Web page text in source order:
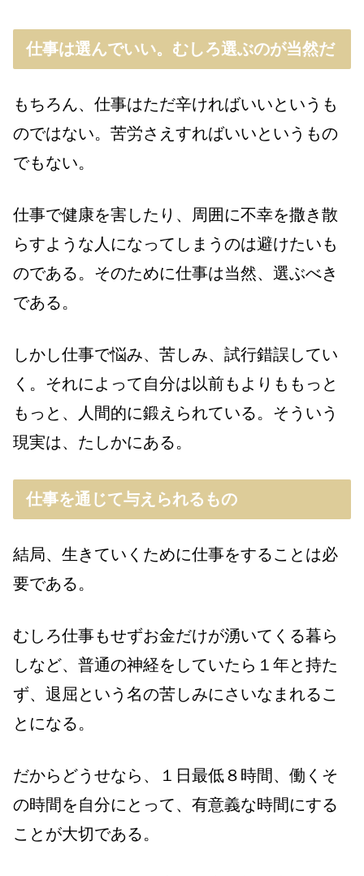
仕事は選んでいい。むしろ選ぶのが当然だ
もちろん、仕事はただ辛ければいいというも
のではない。苦労さえすればいいというもの
でもない。
仕事で健康を害したり、周囲に不幸を撒き散
らすような人になってしまうのは避けたいも
のである。そのために仕事は当然、選ぶべき
である。
しかし仕事で悩み、苦しみ、試行錯誤してい
く。それによって自分は以前もよりももっと
もっと、人間的に鍛えられている。そういう
現実は、たしかにある。
仕事を通じて与えられるもの
結局、生きていくために仕事をすることは必
要である。
むしろ仕事もせずお金だけが湧いてくる暮ら
しなど、普通の神経をしていたら１年と持た
ず、退屈という名の苦しみにさいなまれるこ
とになる。
だからどうせなら、１日最低８時間、働くそ
の時間を自分にとって、有意義な時間にする
ことが大切である。